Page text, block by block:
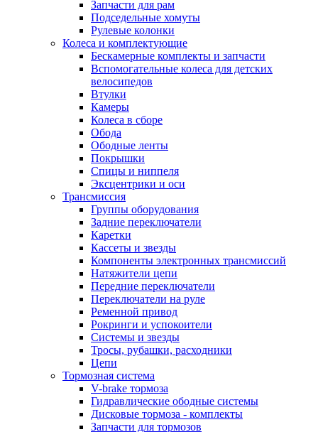
Запчасти для рам
Подседельные хомуты
Рулевые колонки
Колеса и комплектующие
Бескамерные комплекты и запчасти
Вспомогательные колеса для детских
велосипедов
Втулки
Камеры
Колеса в сборе
Обода
Ободные ленты
Покрышки
Спицы и ниппеля
Эксцентрики и оси
Трансмиссия
Группы оборудования
Задние переключатели
Каретки
Кассеты и звезды
Компоненты электронных трансмиссий
Натяжители цепи
Передние переключатели
Переключатели на руле
Ременной привод
Рокринги и успокоители
Системы и звезды
Тросы, рубашки, расходники
Цепи
Тормозная система
V-brake тормоза
Гидравлические ободные системы
Дисковые тормоза - комплекты
Запчасти для тормозов